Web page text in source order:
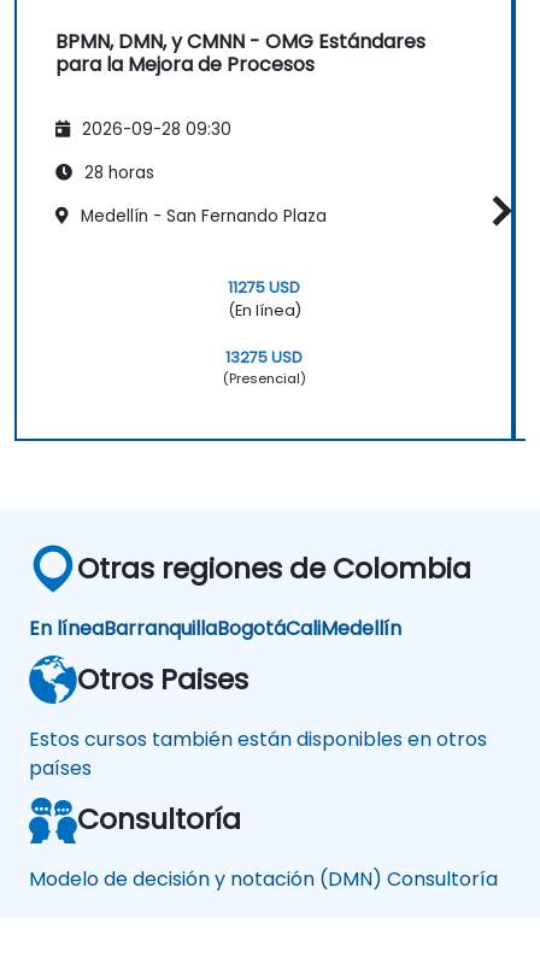
BPMN, DMN, y CMNN - OMG Estándares
para la Mejora de Procesos
2026-09-28 09:30
28 horas
Medellín - San Fernando Plaza
11275 USD
(En línea)
13275 USD
(Presencial)
Otras regiones de Colombia
En líneaBarranquillaBogotáCaliMedellín
Otros Paises
Estos cursos también están disponibles en otros
países
Consultoría
Modelo de decisión y notación (DMN) Consultoría